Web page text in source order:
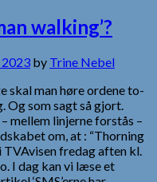
walking’?
2023 by Trine Nebel
skal man høre ordene to-
som sagt så gjort.
mellem linjerne forstås –
om, at : “Thorning
fredag aften kl.
I dag kan vi læse et